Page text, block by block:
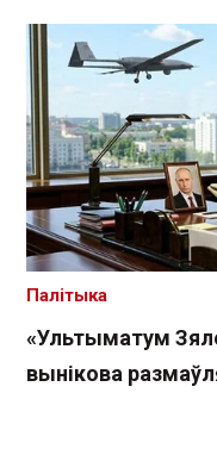
«Ультыматум
вынікова
Палітыка